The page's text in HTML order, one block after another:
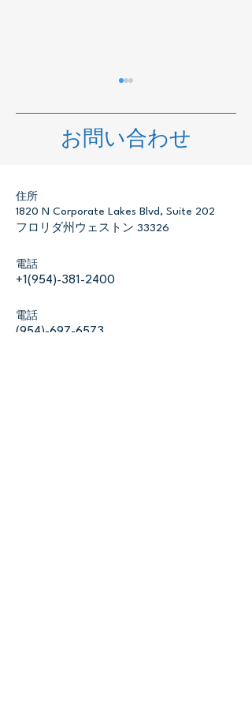
2025年第3四半期の英国
生産コストの変動：世界
お問い合わせ
住所
1820 N Corporate Lakes Blvd, Suite 202
フロリダ州ウェストン 33326
電話
+1(954)-381-2400
電話
(954)-697-6573